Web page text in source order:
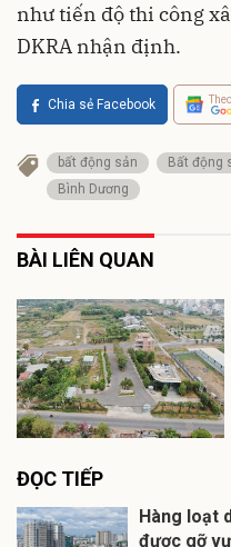
như tiến độ thi công
DKRA nhận định.
Chia sẻ Facebook
bất động sản Bất động
Bình Dương
BÀI LIÊN QUAN
ĐỌC TIẾP
Hàng loạt
được gỡ